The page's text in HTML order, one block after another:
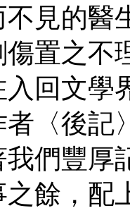
見的醫
置之不
回文學
〈後記
們豐厚
餘，配